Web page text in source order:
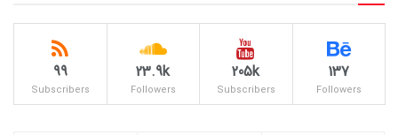
137
Followers
205k
Subscribers
23.9k
Followers
99
Subscribers